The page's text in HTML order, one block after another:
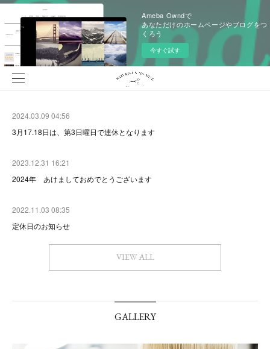
Ameba Owndで
あなただけのホームページやブログをつ
くろう
今すぐ試す
2024.03.09 04:56
3月17.18日は、第3日曜日で連休となります
2023.12.31 16:21
2024年 あけましておめでとうございます
2022.11.03 08:35
定休日のお知らせ
VIEW ALL
GALLERY